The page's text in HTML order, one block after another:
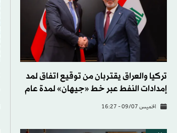
تركيا والعراق يقتربان من توقيع اتفاق لمد
إمدادات النفط عبر خط «جيهان» لمدة عام
الخميس 09/07 - 16:27